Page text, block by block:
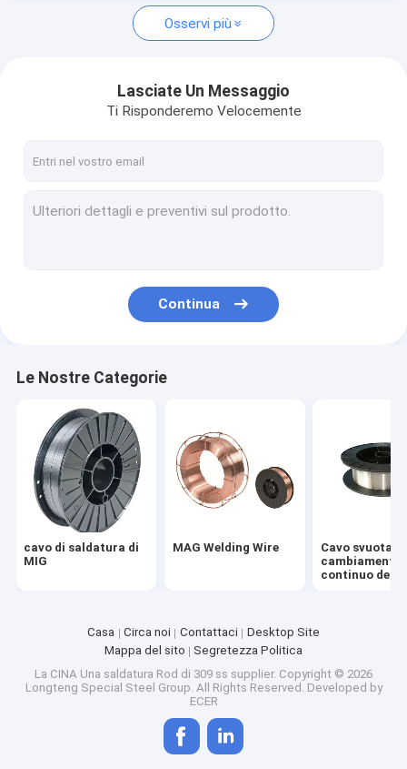
Osservi più
Lasciate Un Messaggio
Ti Risponderemo Velocemente
Continua
Le Nostre Categorie
cavo di saldatura di
MIG
MAG Welding Wire
Cavo svuotato
cambiamento
continuo della
Casa Circa noi Contattaci
Desktop Site
Mappa del sito
Segretezza Politica
La CINA Una saldatura Rod di 309 ss supplier. Copyright © 2026
Longteng Special Steel Group. All Rights Reserved. Developed by
ECER